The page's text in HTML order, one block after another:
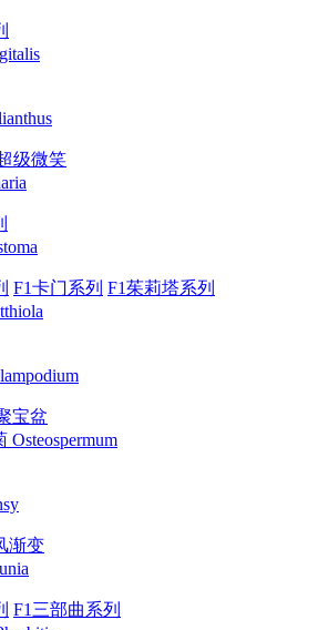
级微笑
F1卡门系列 F1茱莉塔系列
宝盆
Osteospermum
渐变
F1三部曲系列